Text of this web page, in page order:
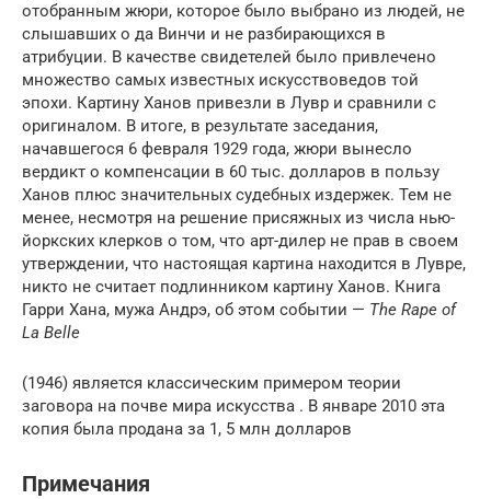
отобранным жюри, которое было выбрано из людей, не
слышавших о да Винчи и не разбирающихся в
атрибуции. В качестве свидетелей было привлечено
множество самых известных искусствоведов той
эпохи. Картину Ханов привезли в Лувр и сравнили с
оригиналом. В итоге, в результате заседания,
начавшегося 6 февраля 1929 года, жюри вынесло
вердикт о компенсации в 60 тыс. долларов в пользу
Ханов плюс значительных судебных издержек. Тем не
менее, несмотря на решение присяжных из числа нью-
йоркских клерков о том, что арт-дилер не прав в своем
утверждении, что настоящая картина находится в Лувре,
никто не считает подлинником картину Ханов. Книга
Гарри Хана, мужа Андрэ, об этом событии — The Rape of
La Belle
(1946) является классическим примером теории
заговора на почве мира искусства . В январе 2010 эта
копия была продана за 1, 5 млн долларов
Примечания